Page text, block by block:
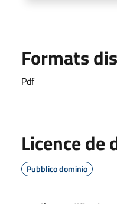
Formats
Pdf
Licence
Pubblico dominio